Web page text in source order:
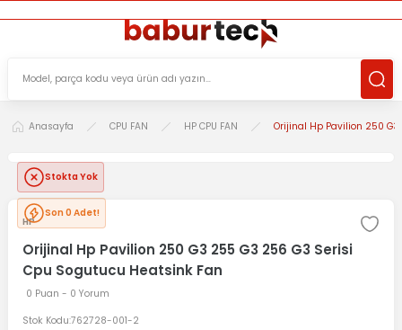
Anasayfa CPU FAN HP CPU FAN Orijinal Hp Pavilion 250
Stokta Yok
Son 0 Adet!
HP
Orijinal Hp Pavilion 250 G3 255 G3 256 G3 Serisi
Cpu Sogutucu Heatsink Fan
0 Puan - 0 Yorum
Stok Kodu 762728-001-2